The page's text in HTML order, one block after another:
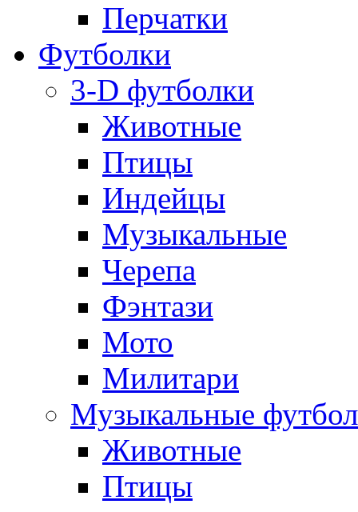
Перчатки
Футболки
3-D футболки
Животные
Птицы
Индейцы
Музыкальные
Черепа
Фэнтази
Мото
Милитари
Музыкальные
Животные
Птицы